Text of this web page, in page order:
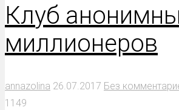
Клуб
миллионеров
annazolina 26.07.2017 Без
1149